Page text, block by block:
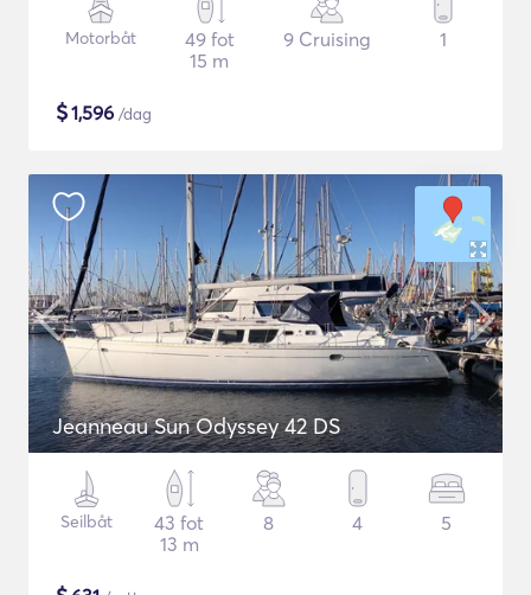
Motorbåt
49 fot
15 m
9 Cruising 1
$1,596 /dag
Jeanneau Sun Odyssey 42 DS
Seilbåt
43 fot
13 m
8 4 5